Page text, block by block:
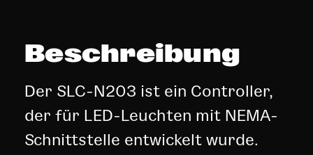
Beschreibung
Der SLC-N203 ist ein Controller,
der für LED-Leuchten mit NEMA-
Schnittstelle entwickelt wurde.